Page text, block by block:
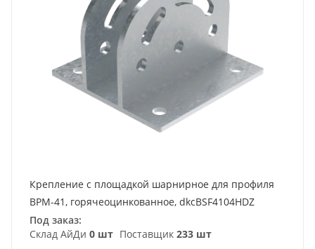
Крепление с площадкой шарнирное для профиля
BPM-41, горячеоцинкованное, dkcBSF4104HDZ
Под заказ:
Склад АйДи 0 шт Поставщик 233 шт